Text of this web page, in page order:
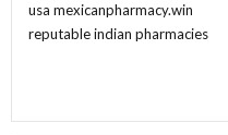
usa mexicanpharmacy.win
reputable indian pharmacies